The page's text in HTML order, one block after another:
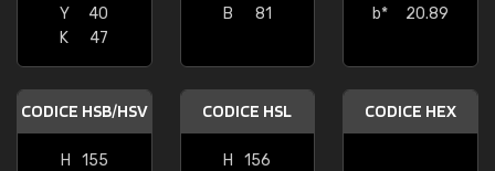
Y
40
K
47
B
81
b*
20.89
CODICE HSB/HSV
H
155
CODICE HSL
H
156
CODICE HEX